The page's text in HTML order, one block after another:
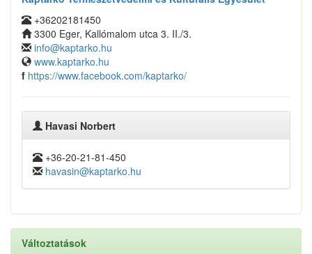
+36202181450
3300 Eger, Kallómalom utca 3. II./3.
info@kaptarko.hu
www.kaptarko.hu
f https://www.facebook.com/kaptarko/
Havasi Norbert
+36-20-21-81-450
havasin@kaptarko.hu
Változtatások